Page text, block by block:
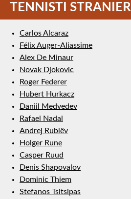
TENNISTI STRANIERI
Carlos Alcaraz
Félix Auger-Aliassime
Alex De Minaur
Novak Djokovic
Roger Federer
Hubert Hurkacz
Daniil Medvedev
Rafael Nadal
Andrej Rublëv
Holger Rune
Casper Ruud
Denis Shapovalov
Dominic Thiem
Stefanos Tsitsipas